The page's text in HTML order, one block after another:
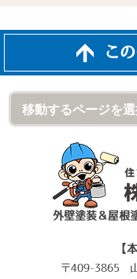
こ
外壁塗装＆屋根
【
〒409-3865 山